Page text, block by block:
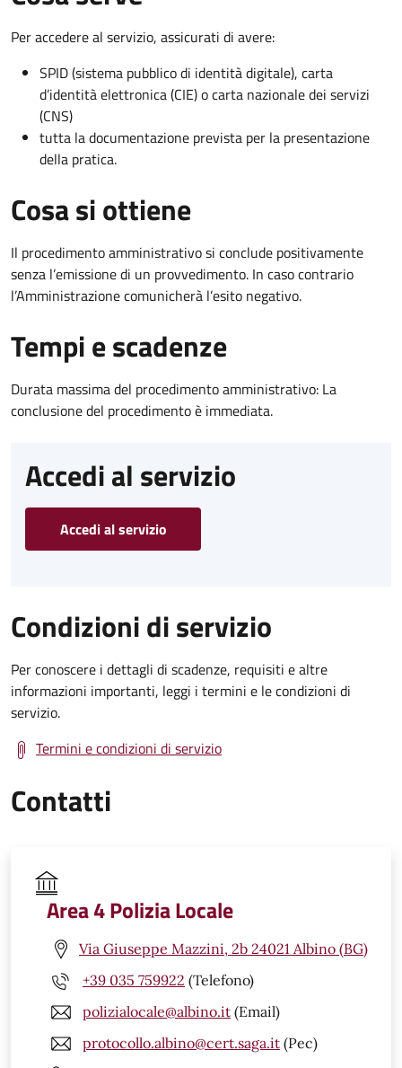
Per accedere al servizio, assicurati di avere:
SPID (sistema pubblico di identità digitale), carta
d’identità elettronica (CIE) o carta nazionale dei servizi
(CNS)
tutta la documentazione prevista per la presentazione
della pratica.
Cosa si ottiene
Il procedimento amministrativo si conclude positivamente
senza l’emissione di un provvedimento. In caso contrario
l’Amministrazione comunicherà l’esito negativo.
Tempi e scadenze
Durata massima del procedimento amministrativo: La
conclusione del procedimento è immediata.
Accedi al servizio
Accedi al servizio
Condizioni di servizio
Per conoscere i dettagli di scadenze, requisiti e altre
informazioni importanti, leggi i termini e le condizioni di
servizio.
Termini e condizioni di servizio
Contatti
Area 4 Polizia Locale
Via Giuseppe Mazzini, 2b 24021 Albino (BG)
+39 035 759922 (Telefono)
polizialocale@albino.it (Email)
protocollo.albino@cert.saga.it (Pec)